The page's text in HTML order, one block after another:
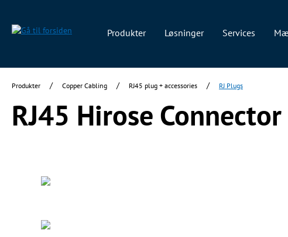
Produkter Løsninger Services
Produkter / Copper Cabling / RJ45 plug + accessories / RJ Plugs
RJ45 Hirose